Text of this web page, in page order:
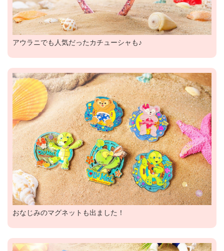
アウラニでも人気だったカチューシャも♪
おなじみのマグネットも出ました！